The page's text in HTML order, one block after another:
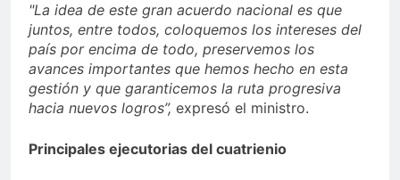
"La idea de este gran acuerdo nacional es que
juntos, entre todos, coloquemos los intereses del
país por encima de todo, preservemos los
avances importantes que hemos hecho en esta
gestión y que garanticemos la ruta progresiva
hacia nuevos logros”, expresó el ministro.
Principales ejecutorias del cuatrienio